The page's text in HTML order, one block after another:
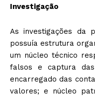
Investigação
As investigações da
possuía estrutura
um núcleo técnico
falsos e captura das
encarregado das
valores; e núcleo